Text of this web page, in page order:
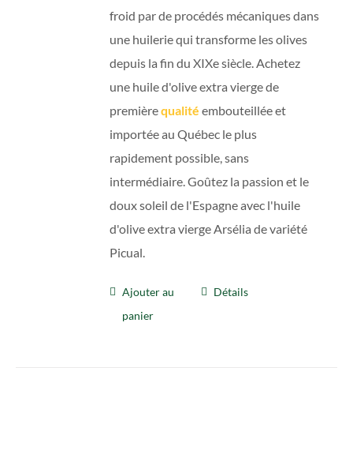
froid par de procédés mécaniques dans
une huilerie qui transforme les olives
depuis la fin du XIXe siècle. Achetez
une huile d'olive extra vierge de
premièrequalitéembouteillée et
importée au Québec le plus
rapidement possible, sans
intermédiaire. Goûtez la passion et le
doux soleil de l'Espagne avec l'huile
d'olive extra vierge Arsélia de variété
Picual.
Ajouter au
panier
Détails